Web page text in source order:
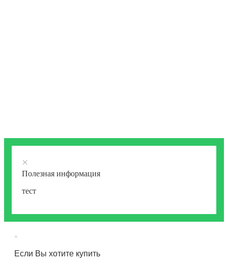
×
Полезная информация
тест
×
Если Вы хотите купить